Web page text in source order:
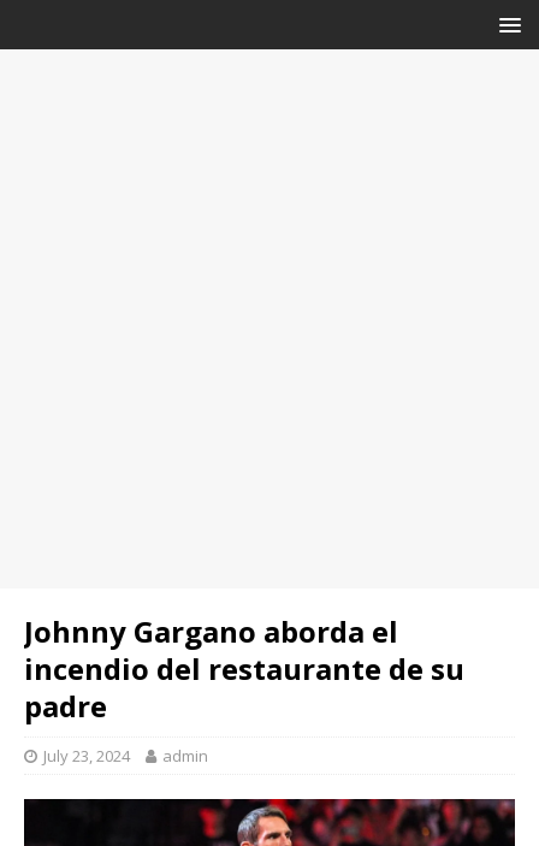
Johnny Gargano aborda el
incendio del restaurante de su
padre
July 23, 2024 admin